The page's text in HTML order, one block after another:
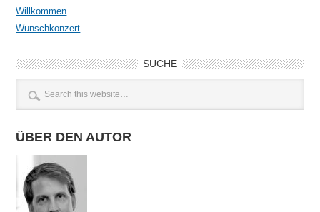
Willkommen
Wunschkonzert
SUCHE
ÜBER DEN AUTOR